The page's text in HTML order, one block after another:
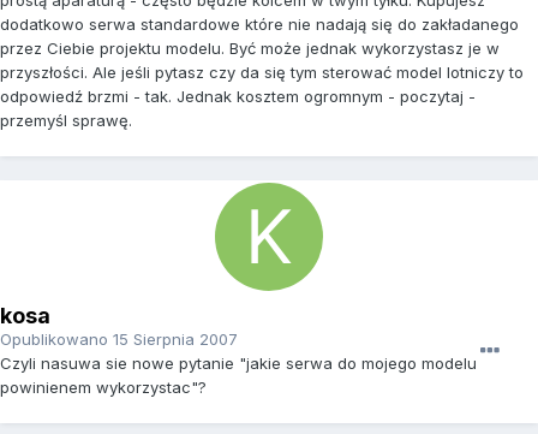
dodatkowo serwa standardowe które nie nadają się do zakładanego
przez Ciebie projektu modelu. Być może jednak wykorzystasz je w
przyszłości. Ale jeśli pytasz czy da się tym sterować model lotniczy to
odpowiedź brzmi - tak. Jednak kosztem ogromnym - poczytaj -
przemyśl sprawę.
kosa
Opublikowano 15 Sierpnia 2007
Czyli nasuwa sie nowe pytanie "jakie serwa do mojego modelu
powinienem wykorzystac"?